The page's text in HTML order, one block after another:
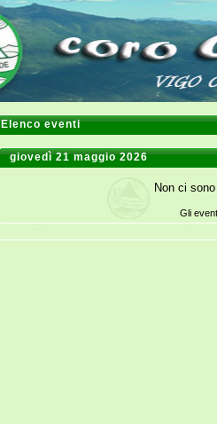
Elenco eventi
giovedì 21 maggio 2026
Non ci
Gli